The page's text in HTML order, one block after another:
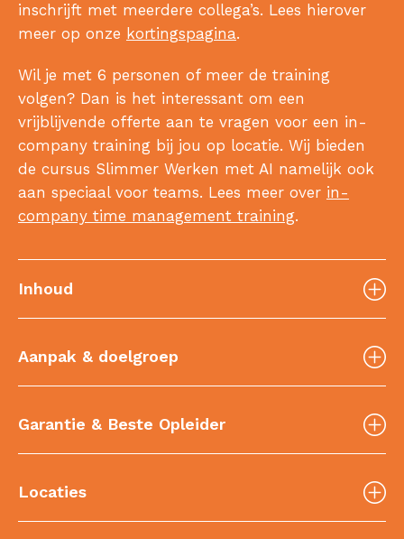
inschrijft met meerdere collega’s. Lees hierover
meer op onze kortingspagina.
Wil je met 6 personen of meer de training
volgen? Dan is het interessant om een
vrijblijvende offerte aan te vragen voor een in-
company training bij jou op locatie. Wij bieden
de cursus Slimmer Werken met AI namelijk ook
aan speciaal voor teams. Lees meer over in-
company time management training.
Inhoud
Aanpak & doelgroep
Garantie & Beste Opleider
Locaties